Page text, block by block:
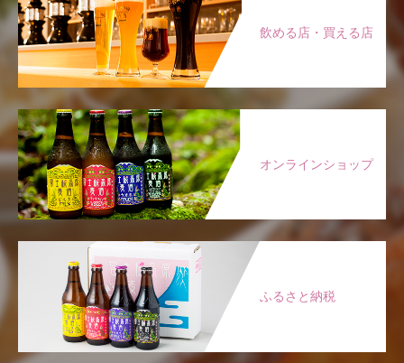
飲める店・買える店
オンラインショップ
ふるさと納税